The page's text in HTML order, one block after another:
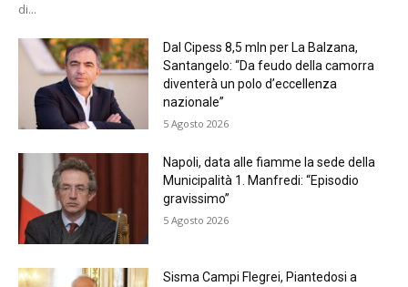
di...
Dal Cipess 8,5 mln per La Balzana,
Santangelo: “Da feudo della camorra
diventerà un polo d’eccellenza
nazionale”
5 Agosto 2026
Napoli, data alle fiamme la sede della
Municipalità 1. Manfredi: “Episodio
gravissimo”
5 Agosto 2026
Sisma Campi Flegrei, Piantedosi a